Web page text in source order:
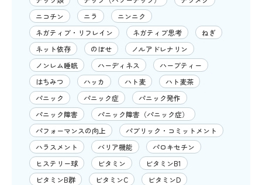
ニコチン
ニラ
ニンニク
ネガティブ・リフレイン
ネガティブ思考
ねぎ
ネット依存
のぼせ
ノルアドレナリン
ノンレム睡眠
ハーディネス
ハーブティー
はちみつ
ハッカ ハト麦
ハト麦茶
パニック
パニック症
パニック発作
パニック障害
パニック障害（パニック症）
パフォーマンスの向上
パブリック・コミットメント
ハラスメント
バリア機能
パロキセチン
ヒステリー球
ビタミン
ビタミンB1
ビタミンB群
ビタミンC
ビタミンD